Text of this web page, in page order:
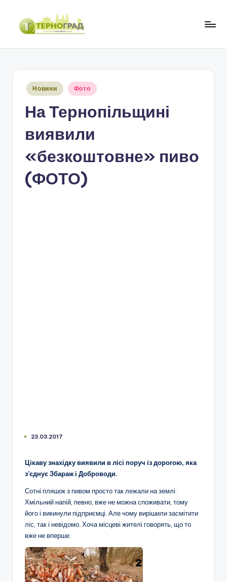
Перейти
Опубліковано
Новини Фото
На Тернопільщині
виявили
«безкоштовне» пиво
(ФОТО)
23.03.2017
Цікаву знахідку виявили в лісі поруч із дорогою, яка
з’єднує Збараж і Доброводи.
Сотні пляшок з пивом просто так лежали на землі.
Хмільний напій, певно, вже не можна споживати, тому
його і викинули підприємці. Але чому вирішили засмітити
ліс, так і невідомо. Хоча місцеві жителі говорять, що то
вже не вперше.